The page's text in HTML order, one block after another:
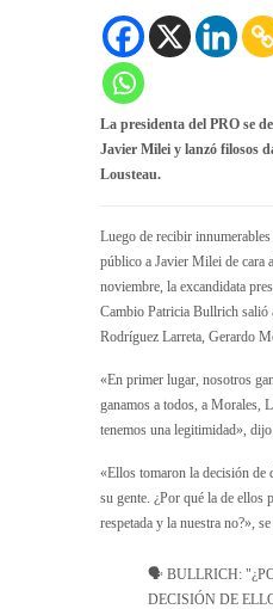
La presidenta del PRO se
Javier Milei y lanzó filosos
Lousteau.
Luego de recibir
público a Javier Milei de cara
noviembre, la excandidata
Cambio Patricia Bullrich salió
Rodríguez Larreta, Gerardo
«En primer lugar, nosotros
ganamos a todos, a Morales,
tenemos una legitimidad»,
«Ellos tomaron la decisión de
su gente. ¿Por qué la de ellos
respetada y la nuestra no?»,
🗣️ BULLRICH:
DECISIÓN DE